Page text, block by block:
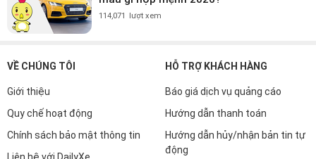
114,071 lượt xem
VỀ CHÚNG TÔI
Giới thiệu
Quy chế hoạt động
Chính sách bảo mật thông tin
Liên hệ với DailyXe
HỖ TRỢ KHÁCH HÀNG
Báo giá dịch vụ quảng cáo
Hướng dẫn thanh toán
Hướng dẫn hủy/nhận bản tin tự
động